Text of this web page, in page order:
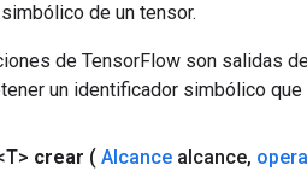
de un tensor.
de TensorFlow son salidas
un identificador simbólico
crear ( Alcance alcance,